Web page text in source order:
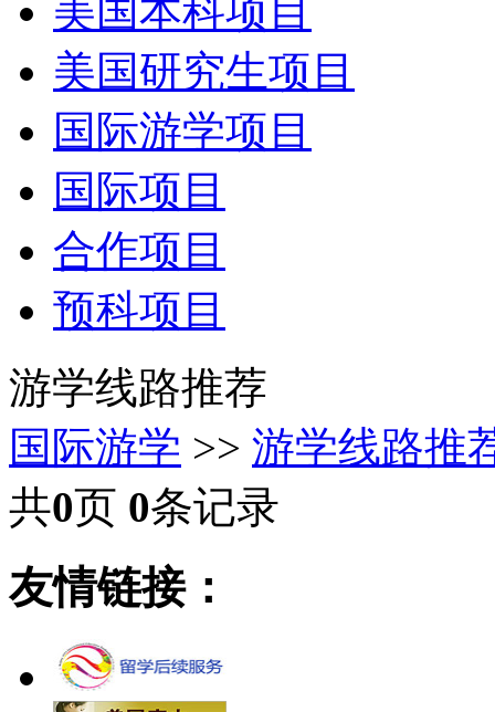
美国本科项目
美国研究生项目
国际游学项目
国际项目
合作项目
预科项目
游学线路推荐
国际游学 >> 游学线路推
共0页 0条记录
友情链接：